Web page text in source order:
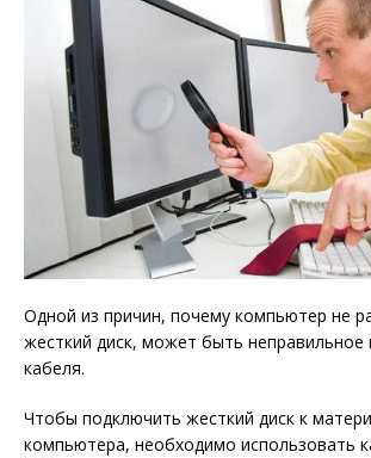
Одной из причин, почему компьютер не
жесткий диск, может быть неправильное
кабеля.
Чтобы подключить жесткий диск к
компьютера, необходимо использовать